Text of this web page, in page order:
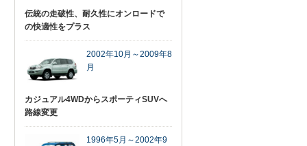
伝統の走破性、耐久性にオンロードで
の快適性をプラス
2002年10月～2009年8
月
カジュアル4WDからスポーティSUVへ
路線変更
1996年5月～2002年9